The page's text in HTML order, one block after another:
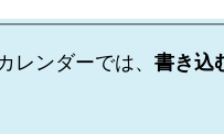
レンダーでは、 書き込